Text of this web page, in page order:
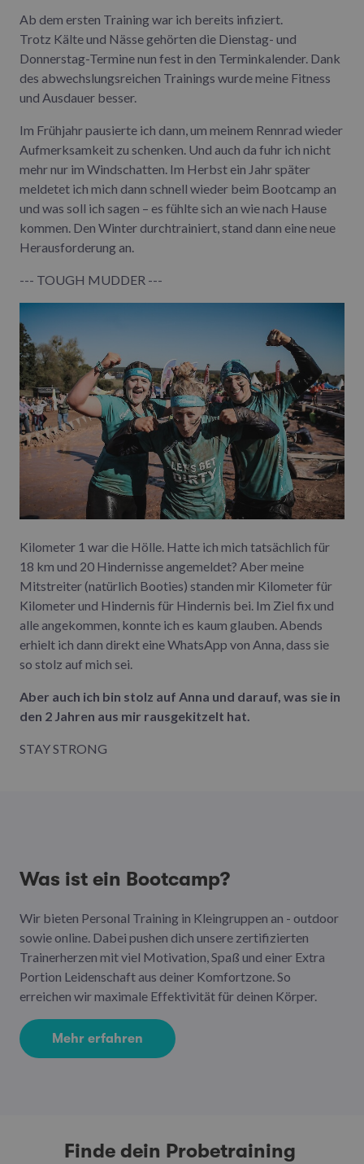
Ab dem ersten Training war ich bereits infiziert.
Trotz Kälte und Nässe gehörten die Dienstag- und
Donnerstag-Termine nun fest in den Terminkalender. Dank
des abwechslungsreichen Trainings wurde meine Fitness
und Ausdauer besser.
Im Frühjahr pausierte ich dann, um meinem Rennrad wieder
Aufmerksamkeit zu schenken. Und auch da fuhr ich nicht
mehr nur im Windschatten. Im Herbst ein Jahr später
meldetet ich mich dann schnell wieder beim Bootcamp an
und was soll ich sagen – es fühlte sich an wie nach Hause
kommen. Den Winter durchtrainiert, stand dann eine neue
Herausforderung an.
--- TOUGH MUDDER ---
Kilometer 1 war die Hölle. Hatte ich mich tatsächlich für
18 km und 20 Hindernisse angemeldet? Aber meine
Mitstreiter (natürlich Booties) standen mir Kilometer für
Kilometer und Hindernis für Hindernis bei. Im Ziel fix und
alle angekommen, konnte ich es kaum glauben. Abends
erhielt ich dann direkt eine WhatsApp von Anna, dass sie
so stolz auf mich sei.
Aber auch ich bin stolz auf Anna und darauf, was sie in
den 2 Jahren aus mir rausgekitzelt hat.
STAY STRONG
Was ist ein Bootcamp?
Wir bieten Personal Training in Kleingruppen an - outdoor
sowie online. Dabei pushen dich unsere zertifizierten
Trainerherzen mit viel Motivation, Spaß und einer Extra
Portion Leidenschaft aus deiner Komfortzone. So
erreichen wir maximale Effektivität für deinen Körper.
Mehr erfahren
Finde dein Probetraining